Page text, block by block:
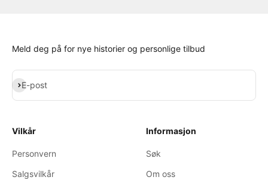
Meld deg på for nye historier og personlige tilbud
E-post
Abonner
Vilkår
Personvern
Salgsvilkår
Informasjon
Søk
Om oss